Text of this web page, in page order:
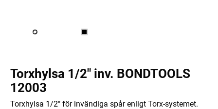
Torxhylsa 1/2" inv. BONDTOOLS
12003
Torxhylsa 1/2" för invändiga spår enligt Torx-systemet.